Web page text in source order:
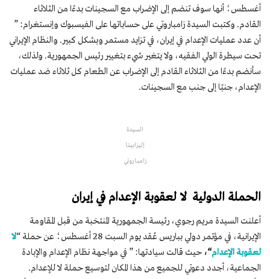
أغسطس؛ أنها سوف تنضم إلى الإضراب مع السجينات بدءًا من الثلاثاء
القادم. وكتبت السيدة زامباروتي على حساباتها على الفيسبوك وإنستغرام: ”
أن عدد عمليات الإعدام في إيران، في تزايد مستمر وبشكل كبير. والنظام الإيراني
تحت سيطرة الولي الفقيه، ولا يتغير شيء بتغيير رئيس الجمهورية. ولذلك،
سأنضم بدءًا من الثلاثاء القادم إلى الإضراب عن الطعام كل ثلاثاء ضد عمليات
الإعدام، جنبًا إلى جنب مع السجينات.
السيدة
إليزابيتا
زامباروتي
الحملة الدولية لا لعقوبة الإعدام في إيران
أعلنت السيدة مريم رجوي، رئيسة الجمهورية المنتخبة من قبل المقاومة
الإيرانية، في مؤتمر دولي بباريس عُقد يوم السبت 28 أغسطس؛ عن حملة “
لا
لعقوبة الإعدام“، حيث قالت سيادتها: ” في مواجهة نظام الإعدام والإبادة
الجماعية، أجدد دعوتي للجميع من هذا المكان لتوسيع حملة لا للإعدام.